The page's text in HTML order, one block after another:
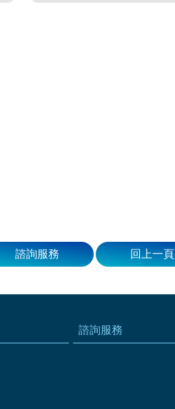
諮詢服務 回上一頁
諮詢服務